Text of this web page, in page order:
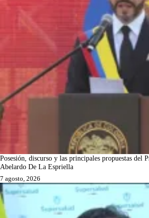
Posesión, discurso y las principales propuestas del
Abelardo De La Espriella
7 agosto, 2026